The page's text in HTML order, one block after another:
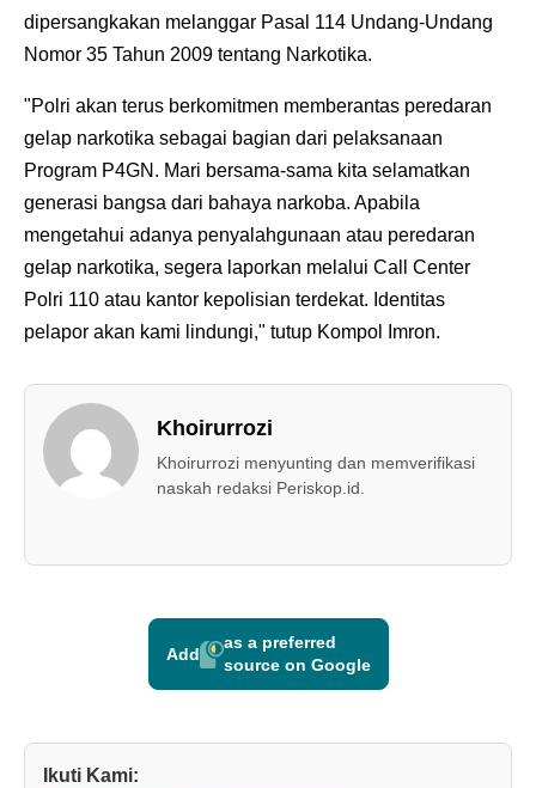
dipersangkakan melanggar Pasal 114 Undang-Undang
Nomor 35 Tahun 2009 tentang Narkotika.
"Polri akan terus berkomitmen memberantas peredaran
gelap narkotika sebagai bagian dari pelaksanaan
Program P4GN. Mari bersama-sama kita selamatkan
generasi bangsa dari bahaya narkoba. Apabila
mengetahui adanya penyalahgunaan atau peredaran
gelap narkotika, segera laporkan melalui Call Center
Polri 110 atau kantor kepolisian terdekat. Identitas
pelapor akan kami lindungi," tutup Kompol Imron.
Khoirurrozi
Khoirurrozi menyunting dan memverifikasi
naskah redaksi Periskop.id.
Add
as a preferred
source on Google
Ikuti Kami: